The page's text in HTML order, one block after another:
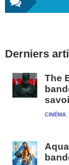
latérale
Derniers
The
CINÉMA